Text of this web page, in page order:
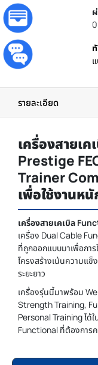
รายละเอียด
เครื่องสายเ
Prestige
Trainer
เพื่อใช้งานห
เครื่องสายเคเบิล
เครื่อง Dual Cable
ที่ถูกออกแบบมาเพื่อกา
โครงสร้างเน้นความแข็
ระยะยาว
เครื่องรุ่นนี้มาพร้อม
Strength Training,
Personal Training ได้ใ
Functional ที่ต้องการ